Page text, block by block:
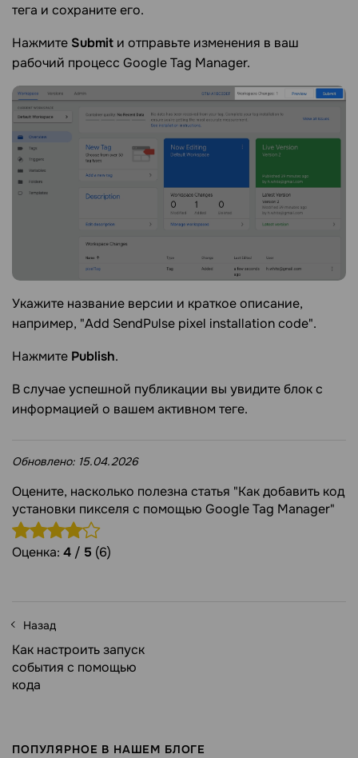
тега и сохраните его.
Нажмите Submit и отправьте изменения в ваш
рабочий процесс Google Tag Manager.
Укажите название версии и краткое описание,
например, "Add SendPulse pixel installation code".
Нажмите Publish.
В случае успешной публикации вы увидите блок с
информацией о вашем активном теге.
Обновлено: 15.04.2026
Оцените, насколько полезна статья "Как добавить код
установки пикселя с помощью Google Tag Manager"
Оценка: 4 / 5 (6)
Назад
Как настроить запуск
события с помощью
кода
ПОПУЛЯРНОЕ В НАШЕМ БЛОГЕ